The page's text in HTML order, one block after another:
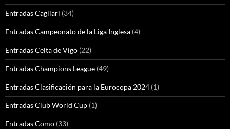
Entradas Cagliari (34)
Entradas Campeonato de la Liga Inglesa (4)
Entradas Celta de Vigo (22)
Entradas Champions League (49)
Entradas Clasificación para la Eurocopa 2024 (1)
Entradas Club World Cup (1)
Entradas Como (33)